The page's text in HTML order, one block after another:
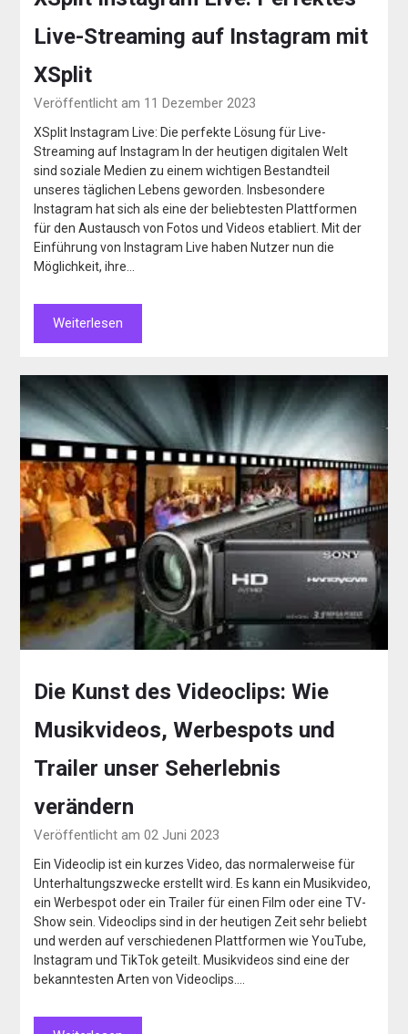
Live-Streaming auf Instagram mit
XSplit
Veröffentlicht am 11 Dezember 2023
XSplit Instagram Live: Die perfekte Lösung für Live-
Streaming auf Instagram In der heutigen digitalen Welt
sind soziale Medien zu einem wichtigen Bestandteil
unseres täglichen Lebens geworden. Insbesondere
Instagram hat sich als eine der beliebtesten Plattformen
für den Austausch von Fotos und Videos etabliert. Mit der
Einführung von Instagram Live haben Nutzer nun die
Möglichkeit, ihre…
Weiterlesen
Die Kunst des Videoclips: Wie
Musikvideos, Werbespots und
Trailer unser Seherlebnis
verändern
Veröffentlicht am 02 Juni 2023
Ein Videoclip ist ein kurzes Video, das normalerweise für
Unterhaltungszwecke erstellt wird. Es kann ein Musikvideo,
ein Werbespot oder ein Trailer für einen Film oder eine TV-
Show sein. Videoclips sind in der heutigen Zeit sehr beliebt
und werden auf verschiedenen Plattformen wie YouTube,
Instagram und TikTok geteilt. Musikvideos sind eine der
bekanntesten Arten von Videoclips….